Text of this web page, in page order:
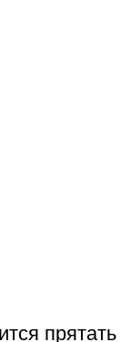
прятать